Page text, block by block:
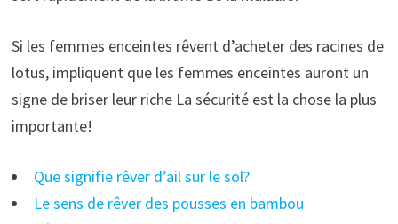
Si les femmes enceintes rêvent d’acheter des racines de
lotus, impliquent que les femmes enceintes auront un
signe de briser leur riche La sécurité est la chose la plus
importante!
Que signifie rêver d’ail sur le sol?
Le sens de rêver des pousses en bambou